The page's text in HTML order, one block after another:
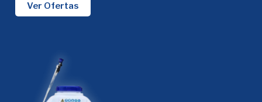
Ver Ofertas